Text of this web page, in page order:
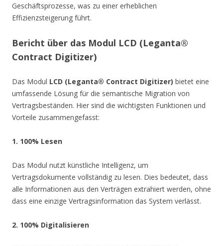
Geschäftsprozesse, was zu einer erheblichen
Effizienzsteigerung führt.
Bericht über das Modul LCD (Leganta®
Contract Digitizer)
Das Modul LCD (Leganta® Contract Digitizer) bietet eine
umfassende Lösung für die semantische Migration von
Vertragsbeständen. Hier sind die wichtigsten Funktionen und
Vorteile zusammengefasst:
1. 100% Lesen
Das Modul nutzt künstliche Intelligenz, um
Vertragsdokumente vollständig zu lesen. Dies bedeutet, dass
alle Informationen aus den Verträgen extrahiert werden, ohne
dass eine einzige Vertragsinformation das System verlässt.
2. 100% Digitalisieren